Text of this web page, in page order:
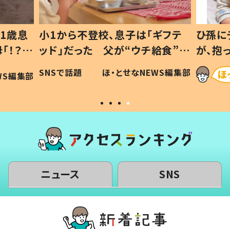
歳息
？」
編集部
小1から不登校、息子は「ギフテ
ッド」だった 父が“ウチ給食”を
作り続ける理由とは #令和の親
#令和の子
SNSで話題 ほ・とせなNEWS編集部
ひ孫
が、
「涙が
い」
ニュース SNS